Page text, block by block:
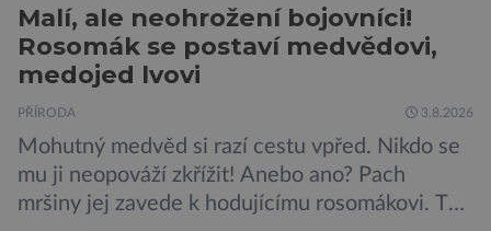
Malí, ale neohrožení bojovníci!
Rosomák se postaví medvědovi,
medojed lvovi
PŘÍRODA 3.8.2026
Mohutný medvěd si razí cestu vpřed. Nikdo se
mu ji neopováží zkřížit! Anebo ano? Pach
mršiny jej zavede k hodujícímu rosomákovi. Ten